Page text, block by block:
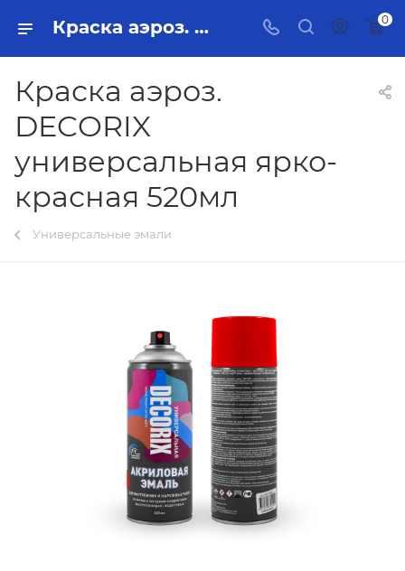
Краска аэроз. DECORIX универсальная ярко-красная 520мл Тольятти - купить в интернет-магазине, каталог с ценами и характеристиками 0
Краска аэроз.
DECORIX
универсальная ярко-
красная 520мл
Универсальные эмали